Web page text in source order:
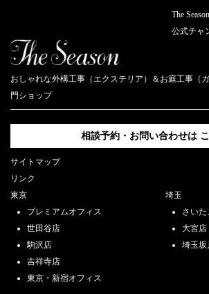
The Season
公式チャ
おしゃれな外構工事（エクステリア）＆お庭工事（
門ショップ
相談予約・お問い合わせは
サイトマップ
リンク
東京
プレミアムオフィス
世田谷店
駒沢店
吉祥寺店
東京・新宿オフィス
埼玉
さい
大宮店
埼玉坂